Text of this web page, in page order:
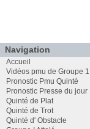
Navigation
Accueil
Vidéos pmu de Groupe 1
Pronostic Pmu Quinté
Pronostic Presse du jour
Quinté de Plat
Quinté de Trot
Quinté d' Obstacle